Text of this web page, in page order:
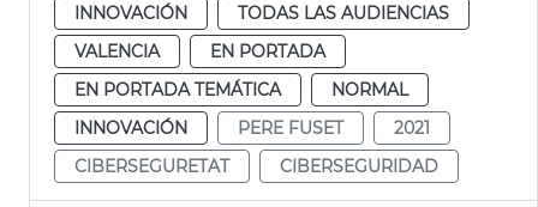
INNOVACIÓN
TODAS LAS AUDIENCIAS
VALENCIA
EN PORTADA
EN PORTADA TEMÁTICA
NORMAL
INNOVACIÓN
PERE FUSET
2021
CIBERSEGURETAT
CIBERSEGURIDAD